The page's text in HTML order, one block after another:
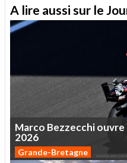
A lire aussi sur le
Marco Bezzecchiouvre
2026
Grande-Bretagne